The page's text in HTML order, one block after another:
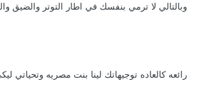
وبالتالي لا ترمي بنفسك في اطار التوتر والضيق
رائعه كالعاده توجيهاتك لينا بنت مصريه وتحياتي